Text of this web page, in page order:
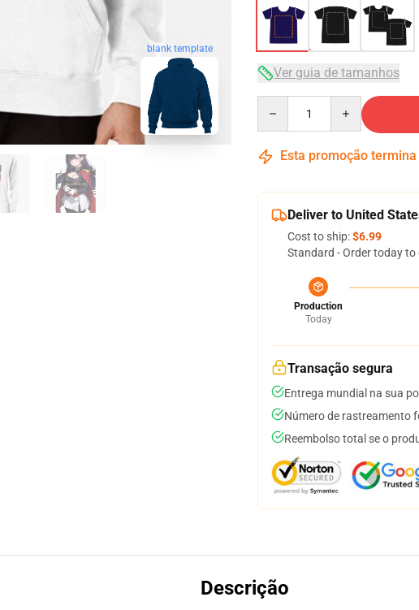
blank template
Ver guia de tamanhos
Esta promoção termina
Deliver to United
Cost to ship:$6.99
Standard - Order today to
Production
Today
Transação segura
Entrega mundial na sua
Número de rastreamento
Reembolso total se o
Descrição